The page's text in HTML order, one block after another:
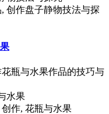
创作盘子静物技法与探
瓶与水果作品的技巧与
作, 花瓶与水果